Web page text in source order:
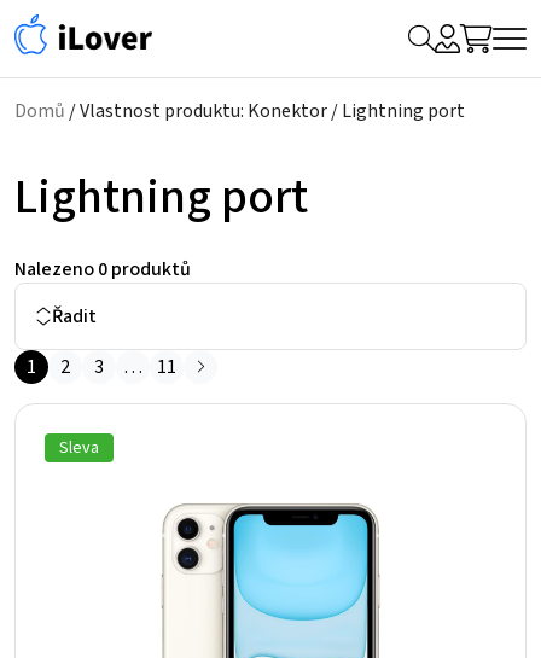
Hledat
My
Account
Domů / Vlastnost produktu: Konektor / Lightning port
Lightning port
Nalezeno0 produktů
Řadit
1
2 3 … 11
Sleva